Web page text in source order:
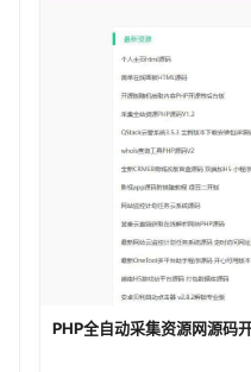
PHP全自动采集资源网源码